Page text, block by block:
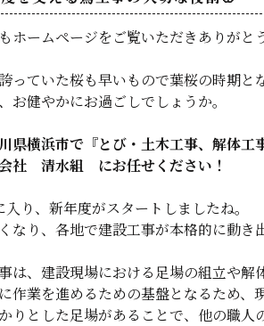
ホームページをご覧いただきありがと
っていた桜も早いもので葉桜の時期と
お健やかにお過ごしでしょうか。
県横浜市で『とび・土木工事、解体工
社 清水組 にお任せください！
入り、新年度がスタートしましたね。
なり、各地で建設工事が本格的に動き
は、建設現場における足場の組立や解
作業を進めるための基盤となるため、
りとした足場があることで、他の職